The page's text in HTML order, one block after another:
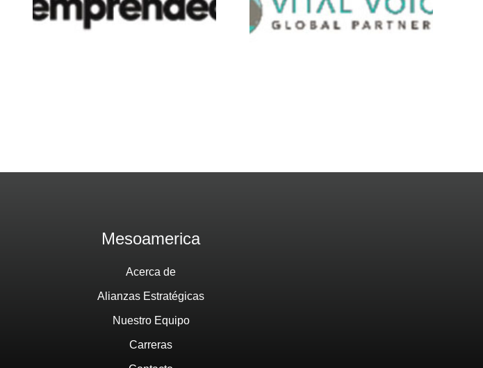
Vital-Voices LACA
Mesoamerica
Acerca de
Alianzas Estratégicas
Nuestro Equipo
Carreras